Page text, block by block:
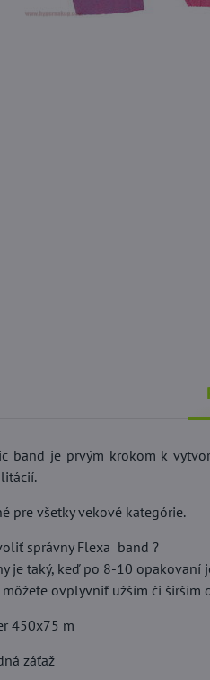
band je prvým krokom k
pre všetky vekové kategórie.
správny Flexa band ?
je taký, keď po 8-10
ovplyvniť užším či širším
450x75 m
záťaž